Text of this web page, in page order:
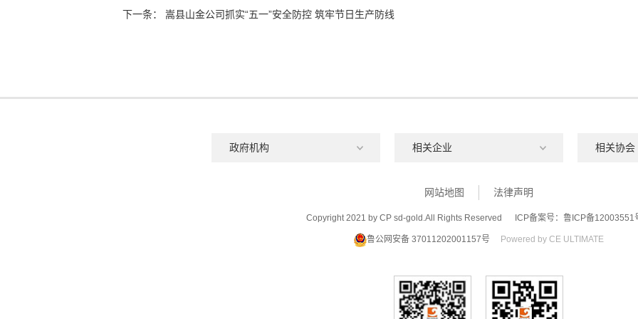
下一条： 嵩县山金公司抓实“五一”安全防控 筑牢节日生产防线
网站地图 法律声明
Copyright 2021 by CP sd-gold.All Rights Reserved ICP备案号：鲁ICP备12003551
鲁公网安备 37011202001157号 Powered by CE ULTIMATE